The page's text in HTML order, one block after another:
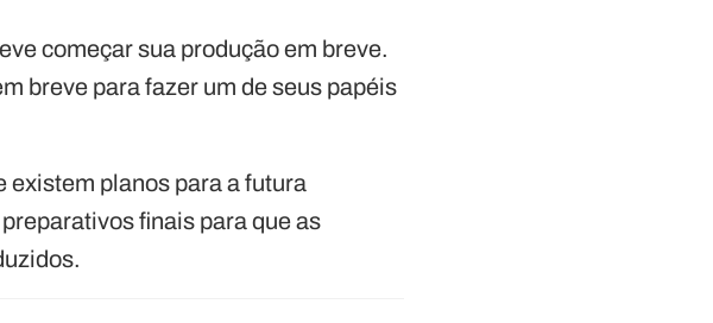
começar sua produção em breve.
breve para fazer um de seus papéis
existem planos para a futura
finais para que as